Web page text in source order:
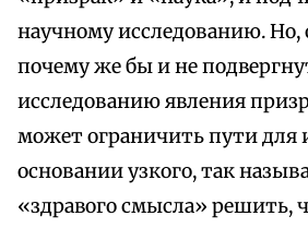
научному исследованию. Но,
почему же бы и не
исследованию явления
может ограничить пути для
основании узкого, так
«здравого смысла» решить,